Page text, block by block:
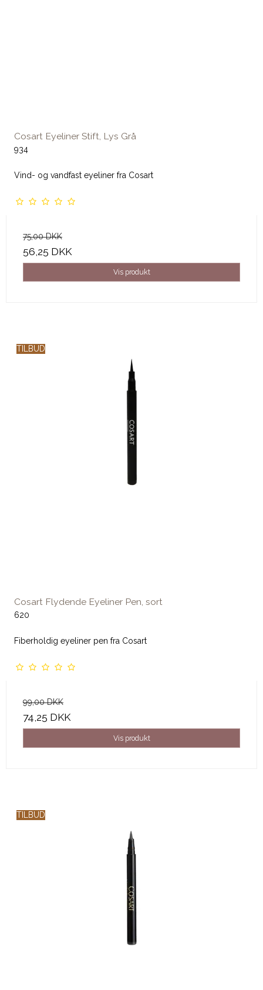
Cosart Eyeliner Stift, Lys Grå
934
Vind- og vandfast eyeliner fra Cosart
75,00 DKK
56,25 DKK
Vis produkt
TILBUD
Cosart Flydende Eyeliner Pen, sort
620
Fiberholdig eyeliner pen fra Cosart
99,00 DKK
74,25 DKK
Vis produkt
TILBUD